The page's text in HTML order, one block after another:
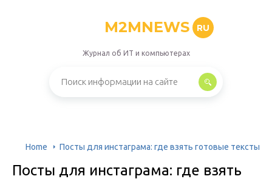
M2MNEWS RU
Журнал об ИТ и компьютерах
Home Посты для инстаграма: где взять готовые тексты
Посты для инстаграма: где взять